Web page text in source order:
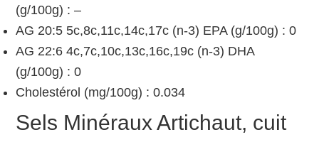
(g/100g) : –
AG 20:5 5c,8c,11c,14c,17c (n-3) EPA (g/100g) : 0
AG 22:6 4c,7c,10c,13c,16c,19c (n-3) DHA
(g/100g) : 0
Cholestérol (mg/100g) : 0.034
Sels Minéraux Artichaut, cuit